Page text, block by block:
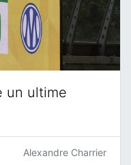
un ultime
Alexandre Charrier